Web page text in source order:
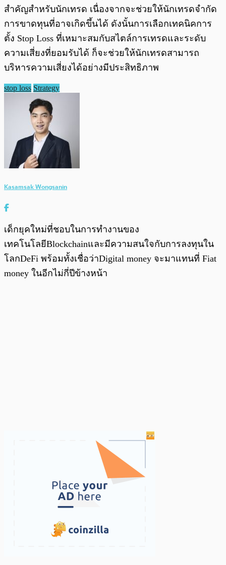
สำคัญสำหรับนักเทรด เนื่องจากจะช่วยให้นักเทรดจำกัด
การขาดทุนที่อาจเกิดขึ้นได้ ดังนั้นการเลือกเทคนิคการ
ตั้ง Stop Loss ที่เหมาะสมกับสไตล์การเทรดและระดับ
ความเสี่ยงที่ยอมรับได้ ก็จะช่วยให้นักเทรดสามารถ
บริหารความเสี่ยงได้อย่างมีประสิทธิภาพ
stop loss Strategy
Kasamsak Wongsanin
เด็กยุคใหม่ที่ชอบในการทำงานของ
เทคโนโลยีBlockchainและมีความสนใจกับการลงทุนใน
โลกDeFi พร้อมทั้งเชื่อว่าDigital money จะมาแทนที่ Fiat
money ในอีกไม่กี่ปีข้างหน้า